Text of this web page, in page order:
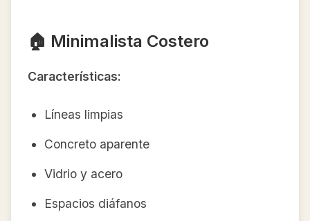
🏠 Minimalista Costero
Características:
Líneas limpias
Concreto aparente
Vidrio y acero
Espacios diáfanos